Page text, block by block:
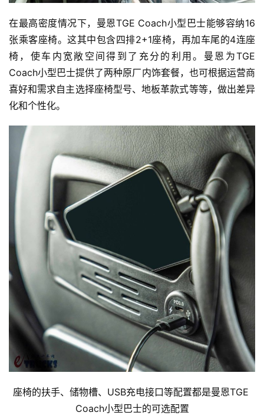
在最高密度情况下，曼恩TGE Coach小型巴士能够容纳16
张乘客座椅。这其中包含四排2+1座椅，再加车尾的4连座
椅，使车内宽敞空间得到了充分的利用。曼恩为TGE
Coach小型巴士提供了两种原厂内饰套餐，也可根据运营商
喜好和需求自主选择座椅型号、地板革款式等等，做出差异
化和个性化。
座椅的扶手、储物槽、USB充电接口等配置都是曼恩TGE
Coach小型巴士的可选配置